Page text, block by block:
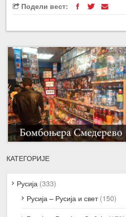
Подели вест:
КАТЕГОРИЈЕ
Русија (333)
Русија – Русија и свет(150)